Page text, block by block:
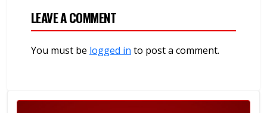
LEAVE A COMMENT
You must be logged in to post a comment.